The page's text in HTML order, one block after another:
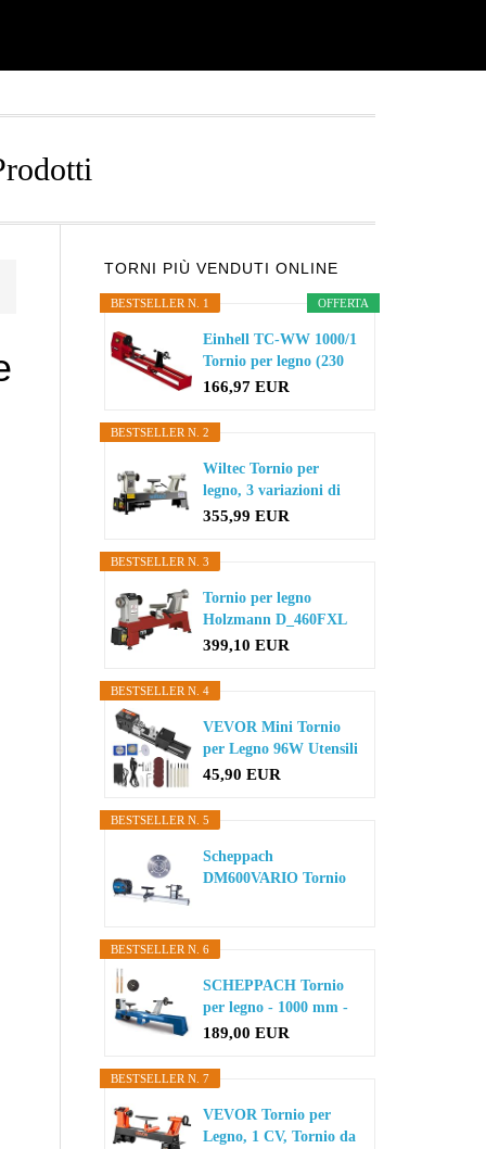
Primary
Sidebar
TORNI PIÙ VENDUTI ONLINE
OFFERTA
BESTSELLER N. 1
Einhell TC-WW 1000/1
Tornio per legno (230
V...
166,97 EUR
BESTSELLER N. 2
Wiltec Tornio per
legno, 3 variazioni di
velocit...
355,99 EUR
BESTSELLER N. 3
Tornio per legno
Holzmann D_460FXL
399,10 EUR
BESTSELLER N. 4
VEVOR Mini Tornio
per Legno 96W Utensili
Tornio...
45,90 EUR
BESTSELLER N. 5
Scheppach
DM600VARIO Tornio
BESTSELLER N. 6
SCHEPPACH Tornio
per legno - 1000 mm -
400W...
189,00 EUR
BESTSELLER N. 7
VEVOR Tornio per
Legno, 1 CV, Tornio da